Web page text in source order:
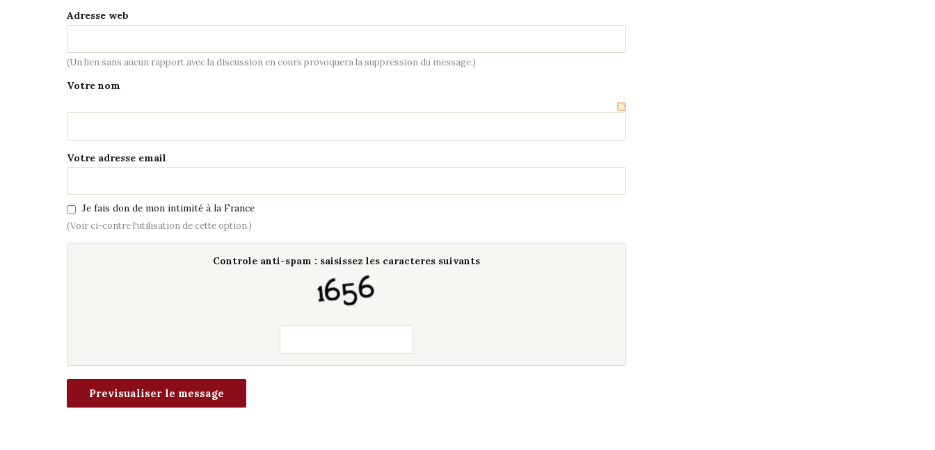
Adresse web
(Un lien sans aucun rapport avec la discussion en cours provoquera la suppression du message.)
Votre nom
Votre adresse email
Je fais don de mon intimité à la France
(Voir ci-contre l'utilisation de cette option.)
Controle anti-spam : saisissez les caracteres suivants